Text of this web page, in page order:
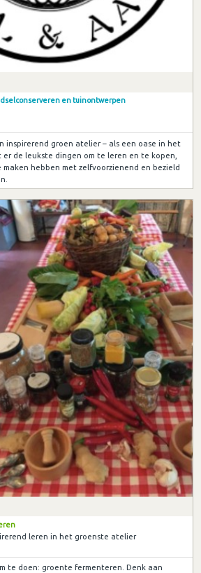
en tuinontwerpen
inspirerend groen atelier – als een oase in het
er de leukste dingen om te leren en te kopen,
hebben met zelfvoorzienend en bezield
leren in het groenste atelier
te doen: groente fermenteren. Denk aan